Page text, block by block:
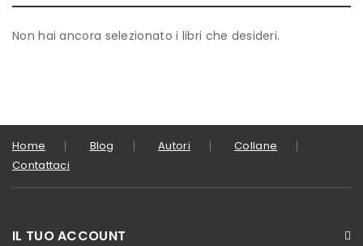
Non hai ancora selezionato i libri che desideri.
Home Blog Autori
Collane
Contattaci
IL TUO ACCOUNT